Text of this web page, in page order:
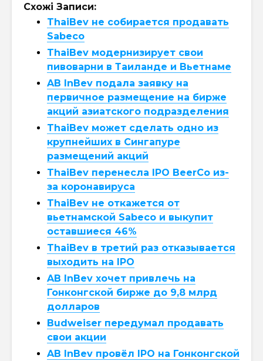
Схожі Записи:
ThaiBev не собирается продавать
Sabeco
ThaiBev модернизирует свои
пивоварни в Таиланде и Вьетнаме
AB InBev подала заявку на
первичное размещение на бирже
акций азиатского подразделения
ThaiBev может сделать одно из
крупнейших в Сингапуре
размещений акций
ThaiBev перенесла IPO BeerCo из-
за коронавируса
ThaiBev не откажется от
вьетнамской Sabeco и выкупит
оставшиеся 46%
ThaiBev в третий раз отказывается
выходить на IPO
AB InBev хочет привлечь на
Гонконгской бирже до 9,8 млрд
долларов
Budweiser передумал продавать
свои акции
AB InBev провёл IPO на Гонконгской